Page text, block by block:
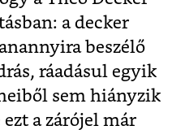
a decker
beszélő
ráadásul egyik
sem hiányzik
a zárójel már